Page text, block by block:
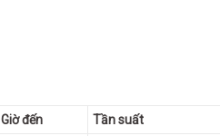
Giờ đến Tần suất